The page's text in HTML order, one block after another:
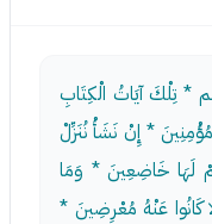
* تِلْكَ آيَاتُ الْكِتَابِ
* إِنْ نَشَأْ نُنَزِّلْ
لَهَا خَاضِعِينَ * وَمَا
عَنْهُ مُعْرِضِينَ *